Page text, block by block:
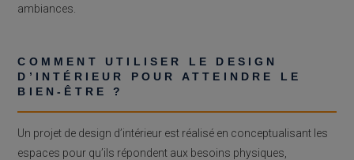
ambiances.
COMMENT UTILISER LE DESIGN
D’INTÉRIEUR POUR ATTEINDRE LE
BIEN-ÊTRE ?
Un projet de design d’intérieur est réalisé en conceptualisant les
espaces pour qu’ils répondent aux besoins physiques,